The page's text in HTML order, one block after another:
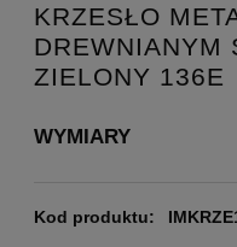
KRZESŁO
DREWNIANYM
ZIELONY 136E
WYMIARY
Kod produktu: